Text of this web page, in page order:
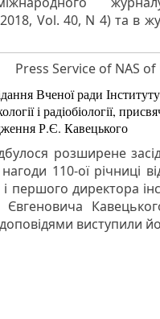
Vol. 40, N 4) та в
Press Service of NAS
Вченої ради
і радіобіології,
Р.Є. Кавецького
розширене
нагоди 110-ої річниці
першого директора
Євгеновича
виступили